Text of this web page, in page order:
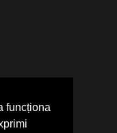
funcționa